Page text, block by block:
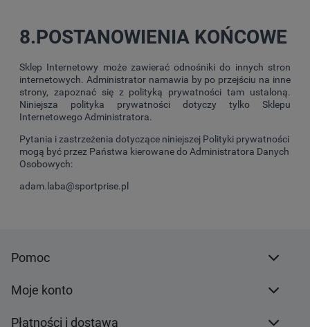
8.POSTANOWIENIA KOŃCOWE
Sklep Internetowy może zawierać odnośniki do innych stron
internetowych. Administrator namawia by po przejściu na inne
strony, zapoznać się z polityką prywatności tam ustaloną.
Niniejsza polityka prywatności dotyczy tylko Sklepu
Internetowego Administratora.
Pytania i zastrzeżenia dotyczące niniejszej Polityki prywatności
mogą być przez Państwa kierowane do Administratora Danych
Osobowych:
adam.laba@sportprise.pl
Pomoc
Moje konto
Płatności i dostawa